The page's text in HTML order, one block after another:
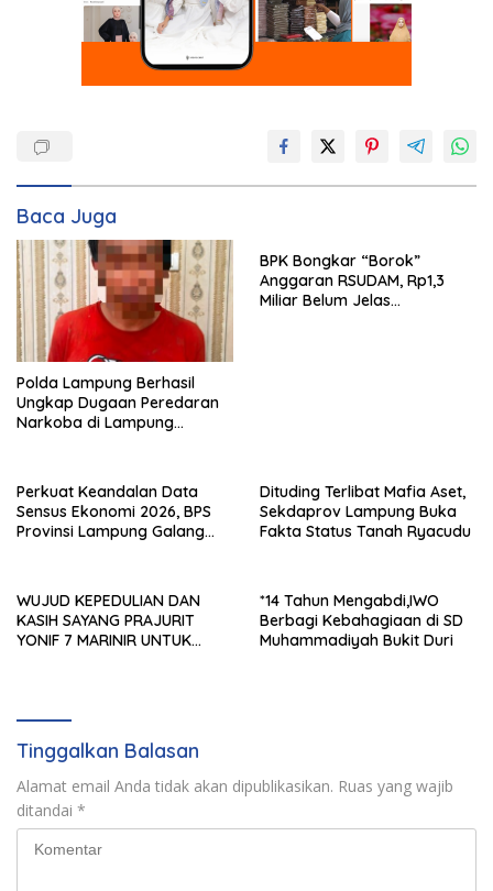
Baca Juga
Polda Lampung Berhasil
Ungkap Dugaan Peredaran
Narkoba di Lampung
BPK Bongkar “Borok”
Anggaran RSUDAM, Rp1,3
Miliar Belum Jelas
Perkuat Keandalan Data
Sensus Ekonomi 2026, BPS
Provinsi Lampung Galang
Dituding Terlibat Mafia Aset,
Sekdaprov Lampung Buka
Fakta Status Tanah Ryacudu
WUJUD KEPEDULIAN DAN
KASIH SAYANG PRAJURIT
YONIF 7 MARINIR UNTUK
*14 Tahun Mengabdi,IWO
Berbagi Kebahagiaan di SD
Muhammadiyah Bukit Duri
Tinggalkan Balasan
Alamat email Anda tidak akan dipublikasikan. Ruas yang wajib
ditandai *